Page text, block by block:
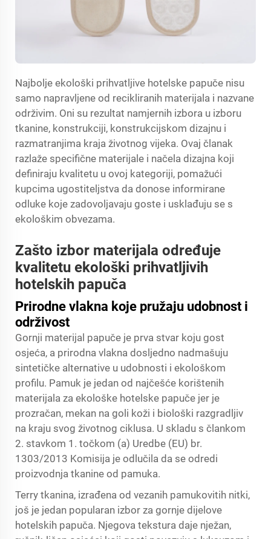
Najbolje ekološki prihvatljive hotelske papuče nisu
samo napravljene od recikliranih materijala i nazvane
održivim. Oni su rezultat namjernih izbora u izboru
tkanine, konstrukciji, konstrukcijskom dizajnu i
razmatranjima kraja životnog vijeka. Ovaj članak
razlaže specifične materijale i načela dizajna koji
definiraju kvalitetu u ovoj kategoriji, pomažući
kupcima ugostiteljstva da donose informirane
odluke koje zadovoljavaju goste i usklađuju se s
ekološkim obvezama.
Zašto izbor materijala određuje
kvalitetu ekološki prihvatljivih
hotelskih papuča
Prirodne vlakna koje pružaju udobnost i
održivost
Gornji materijal papuče je prva stvar koju gost
osjeća, a prirodna vlakna dosljedno nadmašuju
sintetičke alternative u udobnosti i ekološkom
profilu. Pamuk je jedan od najčešće korištenih
materijala za ekološke hotelske papuče jer je
prozračan, mekan na goli koži i biološki razgradljiv
na kraju svog životnog ciklusa. U skladu s člankom
2. stavkom 1. točkom (a) Uredbe (EU) br.
1303/2013 Komisija je odlučila da se odredi
proizvodnja tkanine od pamuka.
Terry tkanina, izrađena od vezanih pamukovitih nitki,
još je jedan popularan izbor za gornje dijelove
hotelskih papuča. Njegova tekstura daje nježan,